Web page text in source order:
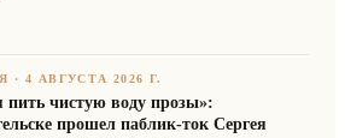
·4 АВГУСТА 2026 Г.
пить чистую воду прозы»:
прошел паблик-ток Сергея